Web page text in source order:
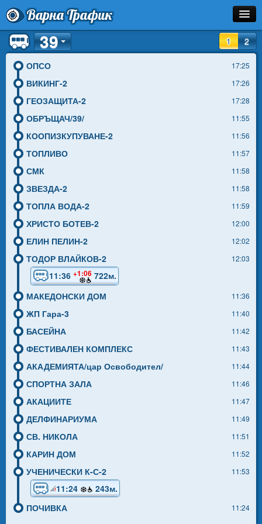
Варна Трафик
Спирка
Линия
Разписание
Инфо
1 2
39
ОПСО 17:25
ВИКИНГ-2 17:26
ГЕОЗАЩИТА-2 17:28
ОБРЪЩАЧ/39/ 11:55
КООПИЗКУПУВАНЕ-2 11:56
ТОПЛИВО 11:57
СМК 11:58
ЗВЕЗДА-2 11:58
ТОПЛА ВОДА-2 11:59
ХРИСТО БОТЕВ-2 12:00
ЕЛИН ПЕЛИН-2 12:02
ТОДОР ВЛАЙКОВ-2 12:03
11:36 +1:06 722м.
МАКЕДОНСКИ ДОМ
11:36
ЖП Гара-3 11:40
БАСЕЙНА 11:42
ФЕСТИВАЛЕН КОМПЛЕКС 11:43
АКАДЕМИЯТА/цар Освободител/ 11:44
СПОРТНА ЗАЛА 11:46
АКАЦИИТЕ 11:47
ДЕЛФИНАРИУМА 11:49
СВ. НИКОЛА 11:51
КАРИН ДОМ 11:52
УЧЕНИЧЕСКИ К-С-2 11:53
11:24
243м.
ПОЧИВКА
11:24